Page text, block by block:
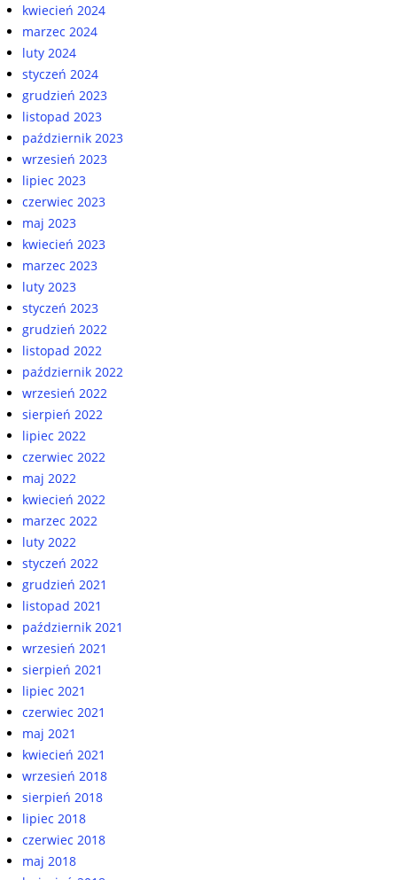
kwiecień 2024
marzec 2024
luty 2024
styczeń 2024
grudzień 2023
listopad 2023
październik 2023
wrzesień 2023
lipiec 2023
czerwiec 2023
maj 2023
kwiecień 2023
marzec 2023
luty 2023
styczeń 2023
grudzień 2022
listopad 2022
październik 2022
wrzesień 2022
sierpień 2022
lipiec 2022
czerwiec 2022
maj 2022
kwiecień 2022
marzec 2022
luty 2022
styczeń 2022
grudzień 2021
listopad 2021
październik 2021
wrzesień 2021
sierpień 2021
lipiec 2021
czerwiec 2021
maj 2021
kwiecień 2021
wrzesień 2018
sierpień 2018
lipiec 2018
czerwiec 2018
maj 2018